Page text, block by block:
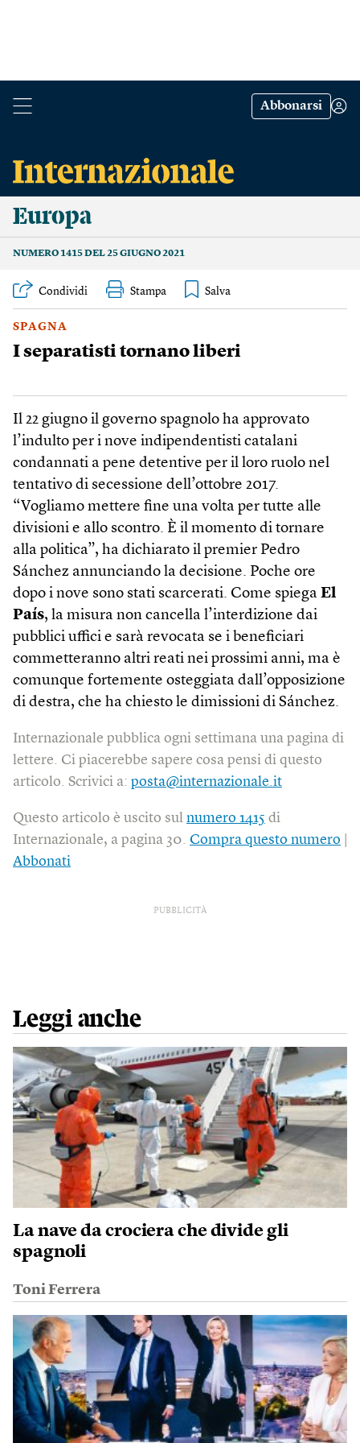
Abbonarsi
Europa
NUMERO 1415 DEL 25 GIUGNO 2021
Condividi Stampa
SPAGNA
I separatisti tornano liberi
Il 22 giugno il governo spagnolo ha approvato
l’indulto per i nove indipendentisti catalani
condannati a pene detentive per il loro ruolo nel
tentativo di secessione dell’ottobre 2017.
“Vogliamo mettere fine una volta per tutte alle
divisioni e allo scontro. È il momento di tornare
alla politica”, ha dichiarato il premier Pedro
Sánchez annunciando la decisione. Poche ore
dopo i nove sono stati scarcerati. Come spiega El
País, la misura non cancella l’interdizione dai
pubblici uffici e sarà revocata se i beneficiari
commetteranno altri reati nei prossimi anni, ma è
comunque fortemente osteggiata dall’opposizione
di destra, che ha chiesto le dimissioni di Sánchez.
Internazionale pubblica ogni settimana una pagina di
lettere. Ci piacerebbe sapere cosa pensi di questo
articolo. Scrivici a: posta@internazionale.it
Questo articolo è uscito sul numero 1415 di
Internazionale, a pagina 30. Compra questo numero
Abbonati
PUBBLICITÀ
Leggi anche
La nave da crociera che divide gli
spagnoli
Toni Ferrera